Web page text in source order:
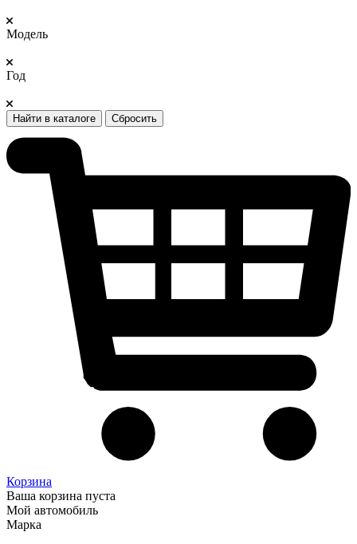
Модель
Год
Найти в каталоге Сбросить
Корзина
Ваша корзина пуста
Мой автомобиль
Марка